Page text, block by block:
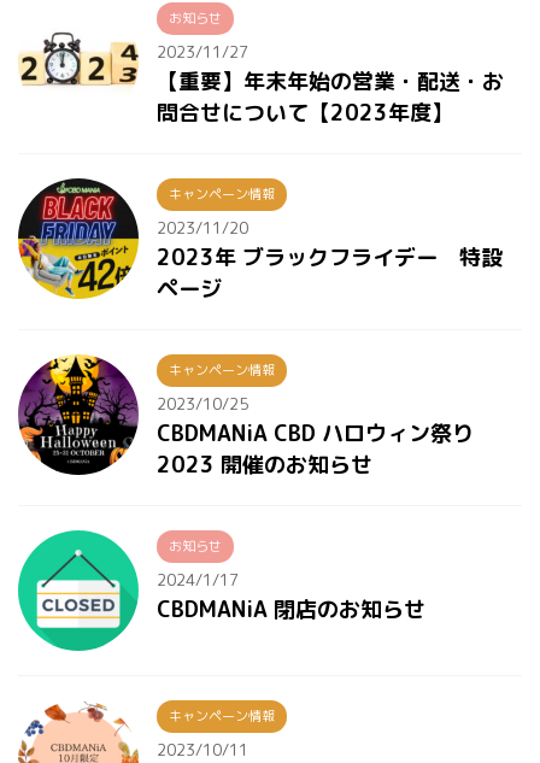
お知らせ
2023/11/27
【重要】年末年始の営業・配送・お
問合せについて【2023年度】
キャンペーン情報
2023/11/20
2023年 ブラックフライデー 特設
ページ
キャンペーン情報
2023/10/25
CBDMANiA CBD ハロウィン祭り
2023 開催のお知らせ
お知らせ
2024/1/17
CBDMANiA 閉店のお知らせ
キャンペーン情報
2023/10/11